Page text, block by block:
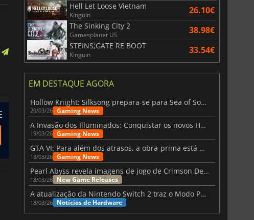
14.90€ 49.90
Hell Let Loose Vietnam
Kinguin 26.10€
The Sinking City 2
Gamesplanet US 38.98€
STEINS;GATE RE BOOT
Kinguin 33.54€
EM DESTAQUE AGORA
Hollow Knight: Silksong prepara-se para Sea of Sorrow com um patch
20/03/26 Gaming News
A Invasão dos Illuminados: Conquistar os novos Helldivers 2 Atualização!
19/03/26 Gaming News
GTA VI: Para além dos atrasos, a obra-prima está quase a chegar
18/03/26 Gaming News
Pearl Abyss revela imagens de jogo de Crimson Desert para a PS5
18/03/26 New Game Releases
A atualização da Nintendo Switch 2 traz o Modo Portátil aos jogos mais antigos da Switch
18/03/26 Notícias de Hardware